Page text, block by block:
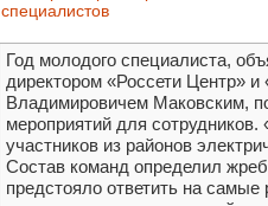
специалистов
Год молодого специалиста,
директором «Россети Центр»
Владимировичем Маковским,
мероприятий для
участников из районов
Состав команд определил
предстояло ответить на